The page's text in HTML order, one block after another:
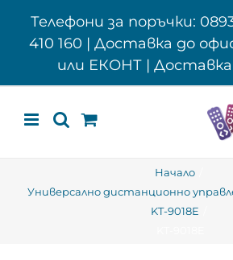
Телефони за поръчки:
410 160 | Доставка до
или ЕКОНТ | Доставка
Начало
Универсално дистанционно
KT-9018E